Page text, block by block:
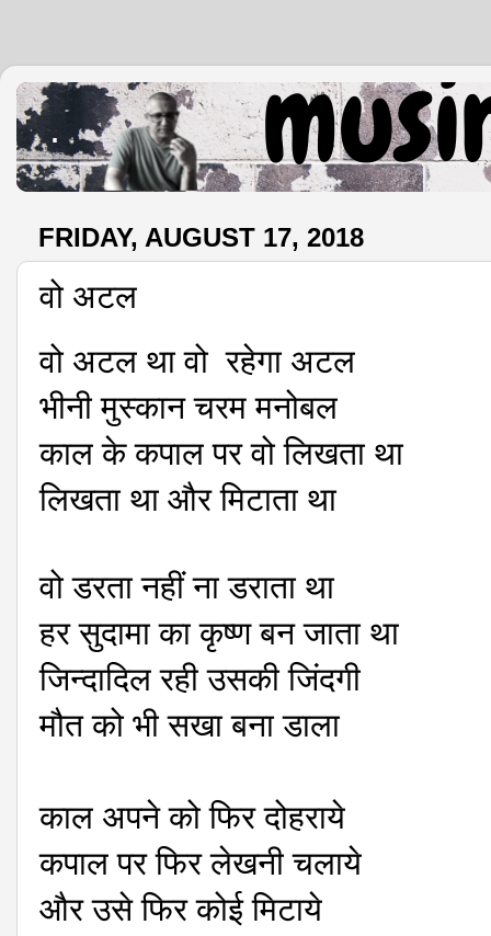
.
FRIDAY, AUGUST 17, 2018
वो अटल
वो अटल था वो रहेगा अटल
भीनी मुस्कान चरम मनोबल
काल के कपाल पर वो लिखता था
लिखता था और मिटाता था
वो डरता नहीं ना डराता था
हर सुदामा का कृष्ण बन जाता था
जिन्दादिल रही उसकी जिंदगी
मौत को भी सखा बना डाला
काल अपने को फिर दोहराये
कपाल पर फिर लेखनी चलाये
और उसे फिर कोई मिटाये